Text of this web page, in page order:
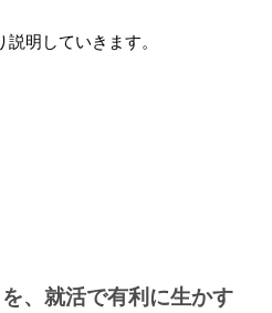
明していきます。
、就活で有利に生かす